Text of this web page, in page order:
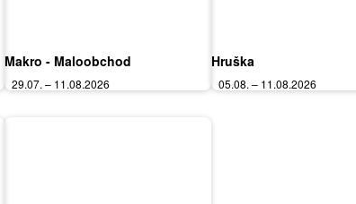
Makro - Maloobchod
29.07. – 11.08.2026
Hruška
05.08. – 11.08.2026